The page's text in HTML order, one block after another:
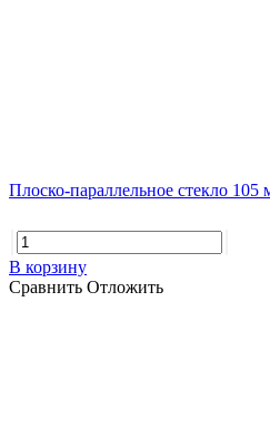
Плоско-параллельное стекло
В корзину
Сравнить Отложить